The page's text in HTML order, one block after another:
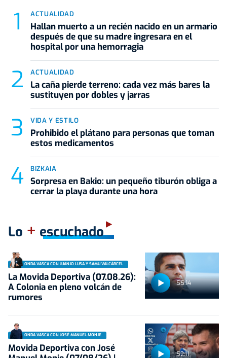
ACTUALIDAD
Hallan muerto a un recién nacido en un armario
después de que su madre ingresara en el
hospital por una hemorragia
ACTUALIDAD
La caña pierde terreno: cada vez más bares la
sustituyen por dobles y jarras
VIDA Y ESTILO
Prohibido el plátano para personas que toman
estos medicamentos
BIZKAIA
Sorpresa en Bakio: un pequeño tiburón obliga a
cerrar la playa durante una hora
Lo + escuchado
55:14
ONDA VASCA CON JUANJO LUSA Y SAMU VALCÁRCEL
La Movida Deportiva (07.08.26):
A Colonia en pleno volcán de
rumores
52:11
ONDA VASCA CON JOSÉ MANUEL MONJE
Movida Deportiva con José